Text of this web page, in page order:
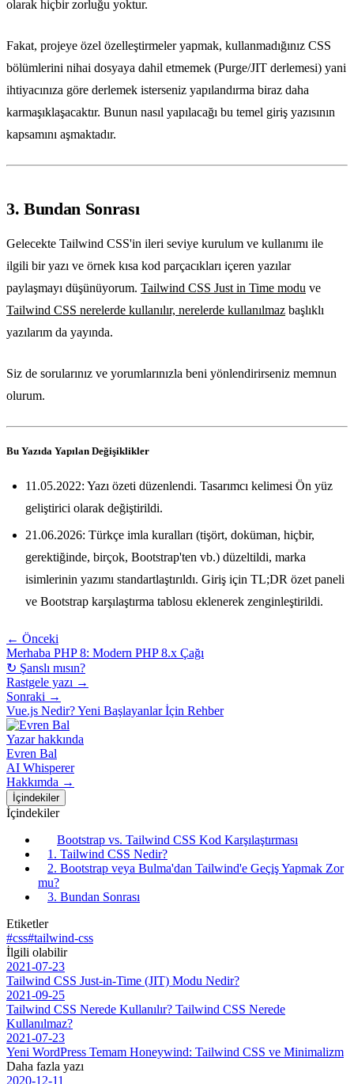
olarak hiçbir zorluğu yoktur.
Fakat, projeye özel özelleştirmeler yapmak, kullanmadığınız CSS
bölümlerini nihai dosyaya dahil etmemek (Purge/JIT derlemesi) yani
ihtiyacınıza göre derlemek isterseniz yapılandırma biraz daha
karmaşıklaşacaktır. Bunun nasıl yapılacağı bu temel giriş yazısının
kapsamını aşmaktadır.
3. Bundan Sonrası
Gelecekte Tailwind CSS'in ileri seviye kurulum ve kullanımı ile
ilgili bir yazı ve örnek kısa kod parçacıkları içeren yazılar
paylaşmayı düşünüyorum. Tailwind CSS Just in Time modu ve
Tailwind CSS nerelerde kullanılır, nerelerde kullanılmaz başlıklı
yazılarım da yayında.
Siz de sorularınız ve yorumlarınızla beni yönlendirirseniz memnun
olurum.
Bu Yazıda Yapılan Değişiklikler
11.05.2022: Yazı özeti düzenlendi. Tasarımcı kelimesi Ön yüz
geliştirici olarak değiştirildi.
21.06.2026: Türkçe imla kuralları (tişört, doküman, hiçbir,
gerektiğinde, birçok, Bootstrap'ten vb.) düzeltildi, marka
isimlerinin yazımı standartlaştırıldı. Giriş için TL;DR özet paneli
ve Bootstrap karşılaştırma tablosu eklenerek zenginleştirildi.
← Önceki
Merhaba PHP 8: Modern PHP 8.x Çağı
↻ Şanslı mısın?
Rastgele yazı →
Sonraki →
Vue.js Nedir? Yeni Başlayanlar İçin Rehber
Yazar hakkında
Evren Bal
AI Whisperer
Hakkımda →
İçindekiler
İçindekiler
Bootstrap vs. Tailwind CSS Kod Karşılaştırması
1. Tailwind CSS Nedir?
2. Bootstrap veya Bulma'dan Tailwind'e Geçiş Yapmak Zor
mu?
3. Bundan Sonrası
Etiketler
#css#tailwind-css
İlgili olabilir
2021-07-23
Tailwind CSS Just-in-Time (JIT) Modu Nedir?
2021-09-25
Tailwind CSS Nerede Kullanılır? Tailwind CSS Nerede
Kullanılmaz?
2021-07-23
Yeni WordPress Temam Honeywind: Tailwind CSS ve Minimalizm
Daha fazla yazı
2020-12-11